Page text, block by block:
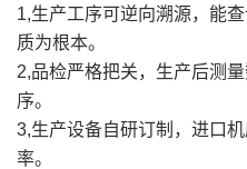
1,生产工序可逆向溯源，能
质为根本。
2,品检严格把关，生产后测
序。
3,生产设备自研订制，进口
率。